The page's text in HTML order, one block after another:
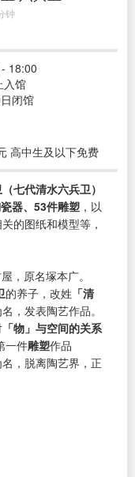
钟
18:00
入馆
闭馆
高中生及以下免费
七代清水六兵卫）
器、53件雕塑 ，以
的图纸和模型等，
，原名塚本广。
的养子，改姓 「清
，发表陶艺作品。
「物」与空间的关系
一件雕塑作品
名，脱离陶艺界，正